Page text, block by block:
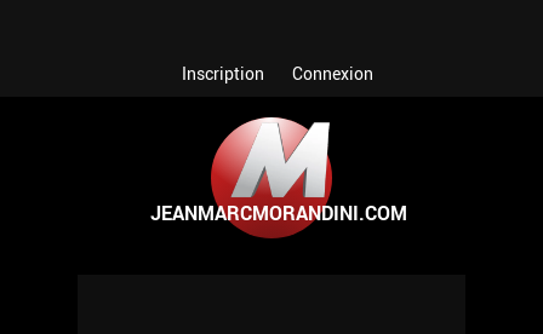
Inscription Connexion